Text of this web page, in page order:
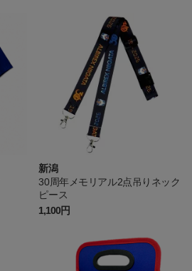
新潟
30周年メモリアル2点吊りネック
ピース
1,100円